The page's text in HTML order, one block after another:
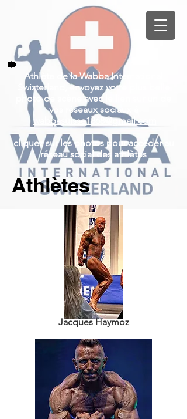
Athlète de la Wabba International
Swizterland, envoyez votre plus belle
photo de scène avec le lien sur un de
vos réseaux sociaux à
wabbasuisse1868@gmail.com
cliquez sur les photos pour accéder
réseau social des athlètes
Athlètes
Jacques Haymoz